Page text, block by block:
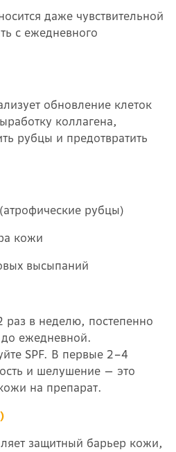
даже чувствительной
с ежедневного
обновление клеток
коллагена,
рубцы и предотвратить
рубцы)
кожи
высыпаний
раз в неделю, постепенно
до ежедневной.
SPF. В первые 2–4
и шелушение — это
на препарат.
защитный барьер кожи,